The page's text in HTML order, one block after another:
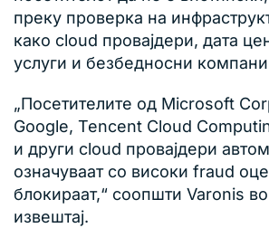
преку проверка на
како cloud провајдери, дата
услуги и безбедносни
„Посетителите од Microsoft
Google, Tencent Cloud
и други cloud провајдери
означуваат со високи fraud
блокираат,“ соопшти Varonis
извештај.